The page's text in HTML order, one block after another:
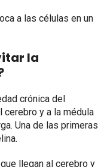
a las células en un
la
crónica del
y a la médula
Una de las primeras
llegan al cerebro y